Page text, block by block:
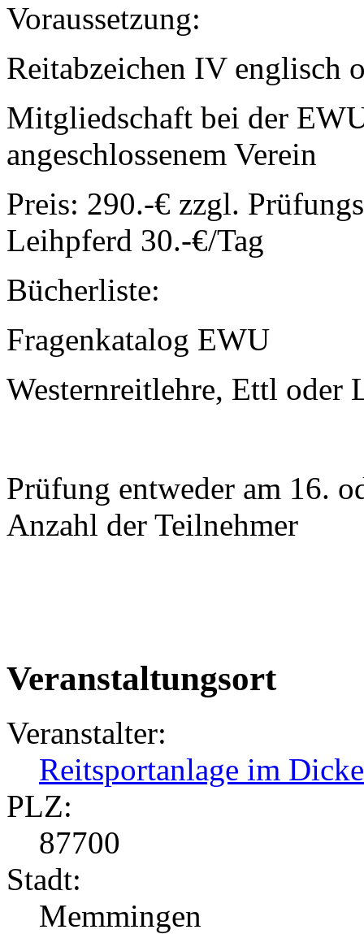
Voraussetzung:
Reitabzeichen IV englisch
Mitgliedschaft bei der
angeschlossenem Verein
Preis: 290.-€ zzgl.
Leihpferd 30.-€/Tag
Bücherliste:
Fragenkatalog EWU
Westernreitlehre, Ettl oder
Prüfung entweder am 16.
Anzahl der Teilnehmer
Veranstaltungsort
Veranstalter:
Reitsportanlage im
PLZ:
87700
Stadt:
Memmingen